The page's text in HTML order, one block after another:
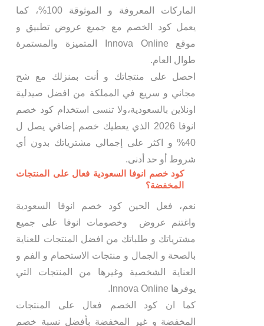
الماركات المعروفة و الموثوقة 100%، كما
يعمل كود الخصم مع جميع عروض تطبيق و
موقع Innova Online المتميزة والمستمرة
طوال العام.
احصل على منتجاتك و أنت بمنزلك مع شح
مجاني و سريع في المملكة من افضل صيدلية
اونلاين بالسعودية،ولا تنسى استخدام كود خصم
انوفا 2026 الذي يعطيك خصم إضافي يصل ل
40% و اكثر على إجمالي مشترياتك بدون أي
شروط أو حد أدنى.
كود خصم انوفا السعودية فعال على المنتجات
المخفضة؟
نعم، فعل الحين كود خصم انوفا السعودية
واغتنم عروض وخصومات انوفا على جميع
مشترياتك و طلباتك من افضل المنتجات للعناية
بالصحة و الجمال و منتجات الاستحمام و الفم و
العناية الشخصية وغيرها من المنتجات التي
يوفرها Innova Online.
كما ان كود الخصم فعال على المنتجات
المخفضة و غير المخفضة بأفضل نسبة خصم